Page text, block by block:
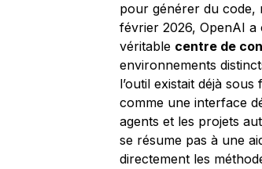
pour générer du code,
février 2026, OpenAI a
véritable centre de
environnements
l’outil existait déjà
comme une interface
agents et les projets
se résume pas à une
directement les